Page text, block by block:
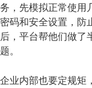
务，先模拟正常使用
密码和安全设置，防
后，平台帮他们做了
题。
企业内部也要定规矩